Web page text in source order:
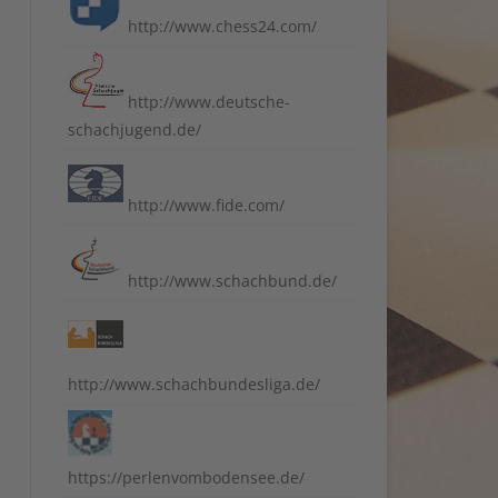
http://www.chess24.com/
http://www.deutsche-
schachjugend.de/
http://www.fide.com/
http://www.schachbund.de/
http://www.schachbundesliga.de/
https://perlenvombodensee.de/